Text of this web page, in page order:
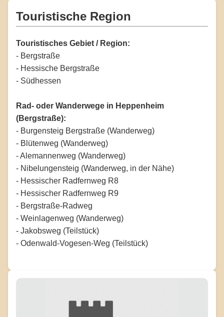
Touristische Region
Touristisches Gebiet / Region:
- Bergstraße
- Hessische Bergstraße
- Südhessen
Rad- oder Wanderwege in Heppenheim
(Bergstraße):
- Burgensteig Bergstraße (Wanderweg)
- Blütenweg (Wanderweg)
- Alemannenweg (Wanderweg)
- Nibelungensteig (Wanderweg, in der Nähe)
- Hessischer Radfernweg R8
- Hessischer Radfernweg R9
- Bergstraße-Radweg
- Weinlagenweg (Wanderweg)
- Jakobsweg (Teilstück)
- Odenwald-Vogesen-Weg (Teilstück)